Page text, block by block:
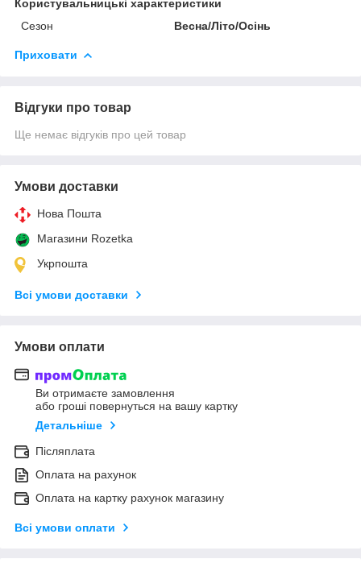
Користувальницькі характеристики
Сезон
Весна/Літо/Осінь
Приховати
Відгуки про товар
Ще немає відгуків про цей товар
Умови доставки
Нова Пошта
Магазини Rozetka
Укрпошта
Всі умови доставки
Умови оплати
Ви отримаєте замовлення
або гроші повернуться на вашу картку
Детальніше
Післяплата
Оплата на рахунок
Оплата на картку рахунок магазину
Всі умови оплати